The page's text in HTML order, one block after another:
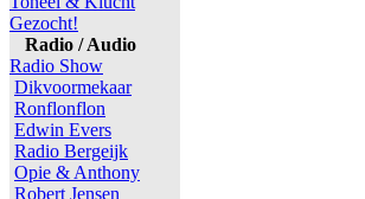
Gezocht!
Radio / Audio
Radio Show
Dikvoormekaar
Ronflonflon
Edwin Evers
Radio Bergeijk
Opie & Anthony
Robert Jensen